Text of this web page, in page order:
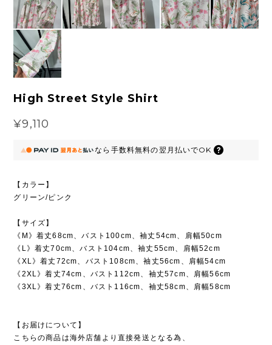
High Street Style Shirt
¥9,110
なら 手数料無料の翌月払いでOK
【カラー】
グリーン/ピンク
【サイズ】
《M》着丈68cm、バスト100cm、袖丈54cm、肩幅50cm
《L》着丈70cm、バスト104cm、袖丈55cm、肩幅52cm
《XL》着丈72cm、バスト108cm、袖丈56cm、肩幅54cm
《2XL》着丈74cm、バスト112cm、袖丈57cm、肩幅56cm
《3XL》着丈76cm、バスト116cm、袖丈58cm、肩幅58cm
【お届けについて】
こちらの商品は海外店舗より直接発送となる為、